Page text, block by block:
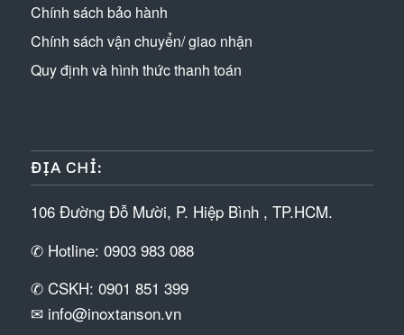
Chính sách bảo hành
Chính sách vận chuyển/ giao nhận
Quy định và hình thức thanh toán
ĐỊA CHỈ:
106 Đường Đỗ Mười, P. Hiệp Bình , TP.HCM.
✆ Hotline: 0903 983 088
✆ CSKH: 0901 851 399
✉ info@inoxtanson.vn